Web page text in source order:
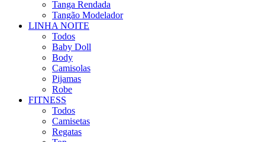
Tanga Rendada
Tangão Modelador
LINHA NOITE
Todos
Baby Doll
Body
Camisolas
Pijamas
Robe
FITNESS
Todos
Camisetas
Regatas